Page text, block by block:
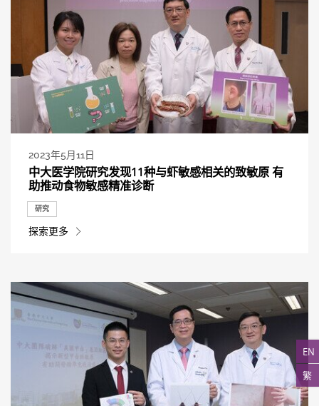
EN
繁
2023年5月11日
中大医学院研究发现11种与虾敏感相关的致敏原 有
助推动食物敏感精准诊断
研究
探索更多